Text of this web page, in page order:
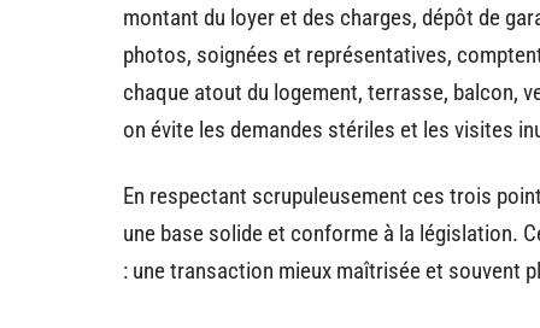
montant du loyer et des charges, dépôt de
photos, soignées et représentatives,
chaque atout du logement, terrasse, balcon,
on évite les demandes stériles et les visites
En respectant scrupuleusement ces trois
une base solide et conforme à la législation.
: une transaction mieux maîtrisée et souvent